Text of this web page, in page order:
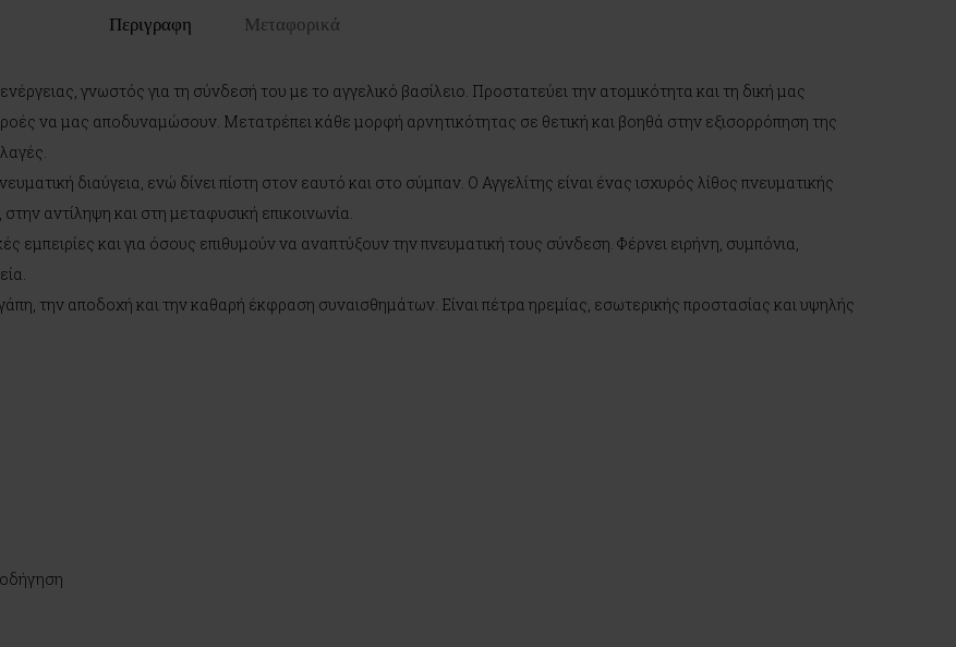
Περιγραφη
Μεταφορικά
γνωστός για τη σύνδεσή του με το αγγελικό βασίλειο. Προστατεύει την ατομικότητα και τη δική μας
να μας αποδυναμώσουν. Μετατρέπει κάθε μορφή αρνητικότητας σε θετική και βοηθά στην εξισορρόπηση της
διαύγεια, ενώ δίνει πίστη στον εαυτό και στο σύμπαν. Ο Αγγελίτης είναι ένας ισχυρός λίθος πνευματικής
αντίληψη και στη μεταφυσική επικοινωνία.
εμπειρίες και για όσους επιθυμούν να αναπτύξουν την πνευματική τους σύνδεση. Φέρνει ειρήνη, συμπόνια,
την αποδοχή και την καθαρή έκφραση συναισθημάτων. Είναι πέτρα ηρεμίας, εσωτερικής προστασίας και υψηλής